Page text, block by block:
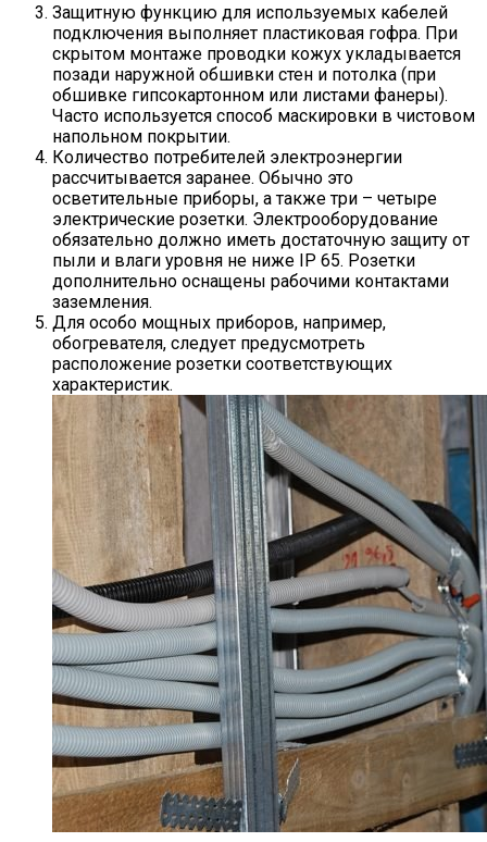
Защитную функцию для используемых кабелей
подключения выполняет пластиковая гофра. При
скрытом монтаже проводки кожух укладывается
позади наружной обшивки стен и потолка (при
обшивке гипсокартонном или листами фанеры).
Часто используется способ маскировки в чистовом
напольном покрытии.
Количество потребителей электроэнергии
рассчитывается заранее. Обычно это
осветительные приборы, а также три – четыре
электрические розетки. Электрооборудование
обязательно должно иметь достаточную защиту от
пыли и влаги уровня не ниже IP 65. Розетки
дополнительно оснащены рабочими контактами
заземления.
Для особо мощных приборов, например,
обогревателя, следует предусмотреть
расположение розетки соответствующих
характеристик.